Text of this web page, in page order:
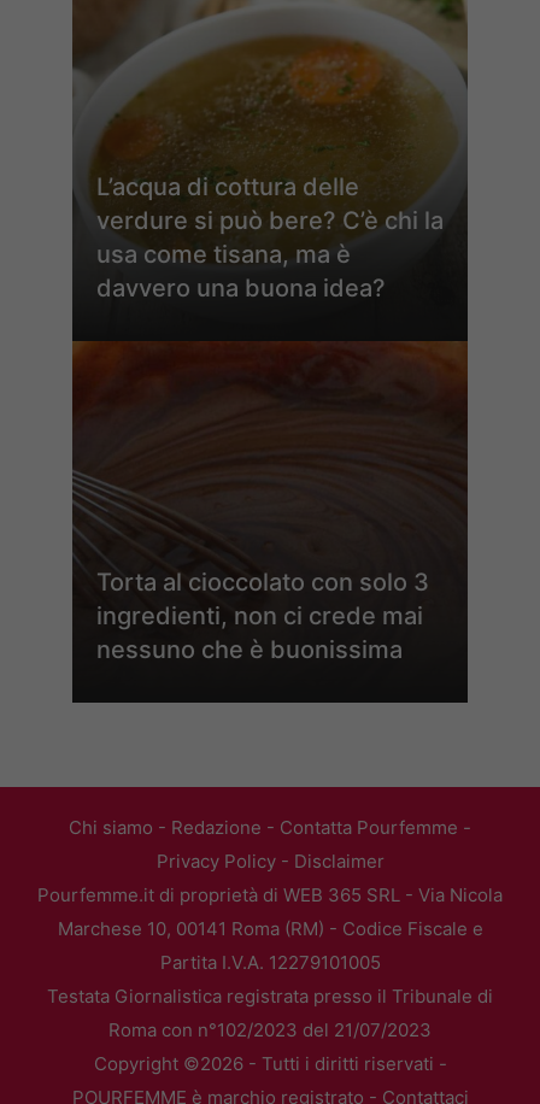
L’acqua di cottura delle
verdure si può bere? C’è chi la
usa come tisana, ma è
davvero una buona idea?
Torta al cioccolato con solo 3
ingredienti, non ci crede mai
nessuno che è buonissima
Chi siamo - Redazione - Contatta Pourfemme -
Privacy Policy- Disclaimer
Pourfemme.it di proprietà di WEB 365 SRL - Via Nicola
Marchese 10, 00141 Roma (RM) - Codice Fiscale e
Partita I.V.A. 12279101005
Testata Giornalistica registrata presso il Tribunale di
Roma con n°102/2023 del 21/07/2023
Copyright ©2026 - Tutti i diritti riservati -
POURFEMME è marchio registrato - Contattaci